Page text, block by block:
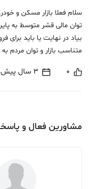
سلام فعلا بازار مسکن و
توان مالی قشر متوسط به
بیاد در نهایت یا باید برای
متناسب بازار و توان مردم
0 3 سال پیش
مشاورین فعال و